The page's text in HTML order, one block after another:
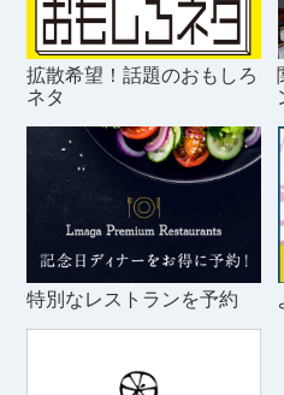
拡散希望！話題のおもしろ
ネタ
特別なレストランを予約